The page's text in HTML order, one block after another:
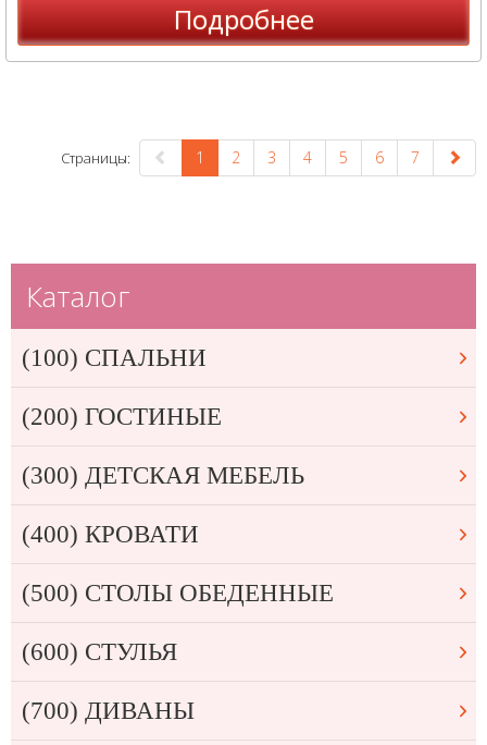
Подробнее
1 2 3 4 5 6 7
Страницы:
Каталог
(100) СПАЛЬНИ
(200) ГОСТИНЫЕ
(300) ДЕТСКАЯ МЕБЕЛЬ
(400) КРОВАТИ
(500) СТОЛЫ ОБЕДЕННЫЕ
(600) СТУЛЬЯ
(700) ДИВАНЫ